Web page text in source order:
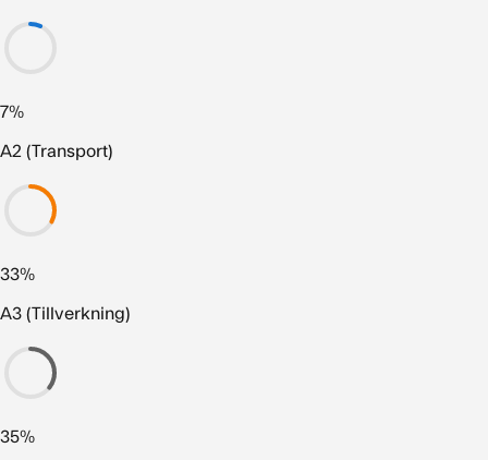
7%
A2 (Transport)
33%
A3 (Tillverkning)
35%